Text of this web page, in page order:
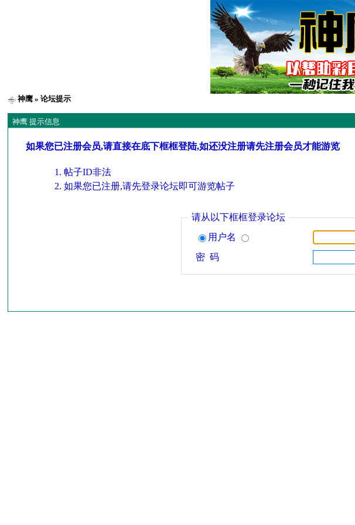
神鹰 » 论坛提示
神鹰 提示信息
如果您已注册会员,请直接在底下框框登陆,如还没注册请先注册会员才能游览
帖子ID非法
如果您已注册,请先登录论坛即可游览帖子
请从以下框框登录论坛
用户名
密 码